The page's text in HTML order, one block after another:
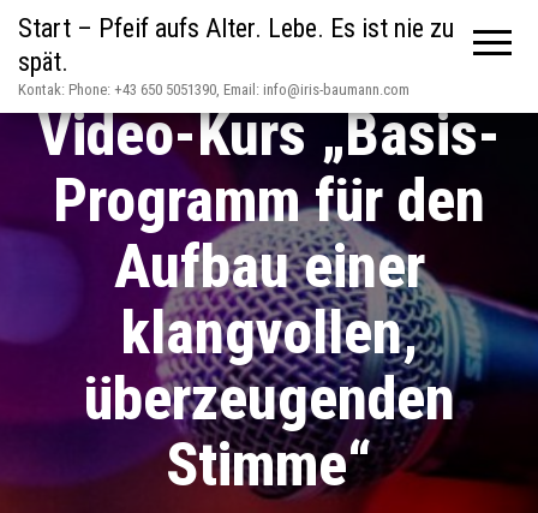
Start – Pfeif aufs Alter. Lebe. Es ist nie zu
spät.
Kontak: Phone: +43 650 5051390, Email: info@iris-baumann.com
Video-Kurs „Basis-
Programm für den
Aufbau einer
klangvollen,
überzeugenden
Stimme“